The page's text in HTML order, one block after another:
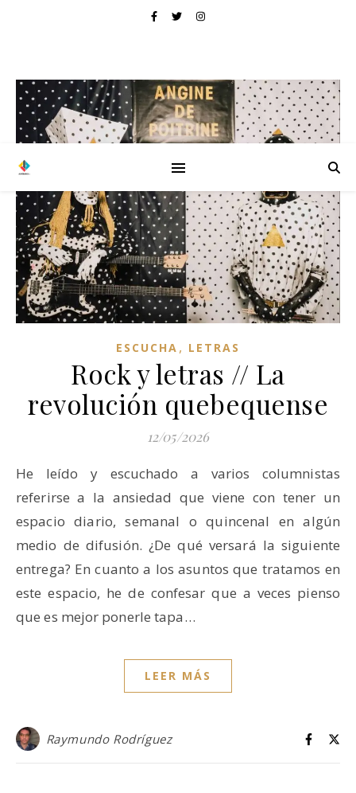
ESCUCHA , LETRAS
Rock y letras // La
revolución quebequense
12/05/2026
He leído y escuchado a varios columnistas
referirse a la ansiedad que viene con tener un
espacio diario, semanal o quincenal en algún
medio de difusión. ¿De qué versará la siguiente
entrega? En cuanto a los asuntos que tratamos en
este espacio, he de confesar que a veces pienso
que es mejor ponerle tapa…
LEER MÁS
Raymundo Rodríguez